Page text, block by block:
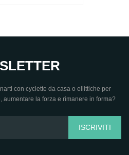
con cyclette da casa o ellittiche per
aumentare la forza e rimanere in forma?
ISCRIVITI